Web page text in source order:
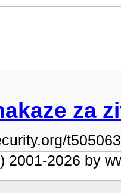
za
2001-2026 by